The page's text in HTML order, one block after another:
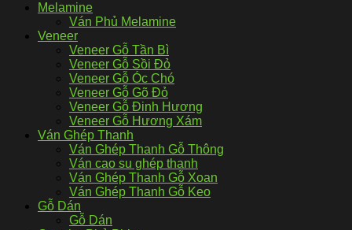
Melamine
Ván Phủ Melamine
Veneer
Veneer Gỗ Tần Bì
Veneer Gỗ Sồi Đỏ
Veneer Gỗ Óc Chó
Veneer Gỗ Gõ Đỏ
Veneer Gỗ Đinh Hương
Veneer Gỗ Hương Xám
Ván Ghép Thanh
Ván Ghép Thanh Gỗ Thông
Ván cao su ghép thanh
Ván Ghép Thanh Gỗ Xoan
Ván Ghép Thanh Gỗ Keo
Gỗ Dán
Gỗ Dán